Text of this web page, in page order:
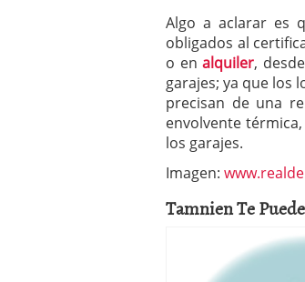
Algo a aclarar es
obligados al
o enalquiler,
garajes; ya que los
precisan de una
envolvente
los garajes.
Imagen:
Tamnien Te